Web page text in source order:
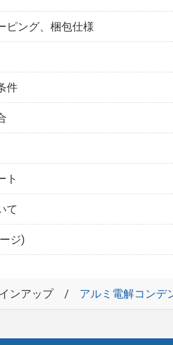
ピング、梱包仕様
件
ト
て
ジ)
ンアップ アルミ電解コンデ